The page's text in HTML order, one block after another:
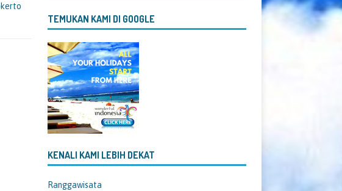
TEMUKAN KAMI DI GOOGLE
KENALI KAMI LEBIH DEKAT
Ranggawisata